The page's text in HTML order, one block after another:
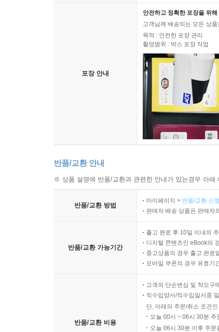
포장 안내
안전하고 정확한 포장을 위
고객님께 배송되는 모든 상
목적 : 안전한 포장 관리
촬영범위 : 박스 포장 작업
반품/교환 안내
※ 상품 설명에 반품/교환과 관련한 안내가 있는경우 아
반품/교환 방법
마이페이지 > 반품/교환 신
판매자 배송 상품은 판매자
반품/교환 가능기간
출고 완료 후 10일 이내의
디지털 콘텐츠인 eBook의
중고상품의 경우 출고 완료
모바일 쿠폰의 경우 유효기
반품/교환 비용
고객의 단순변심 및 착오구
직수입양서/직수입일서중
단, 아래의 주문/취소 조건
오늘 00시 ~ 06시 30분
오늘 06시 30분 이후 주